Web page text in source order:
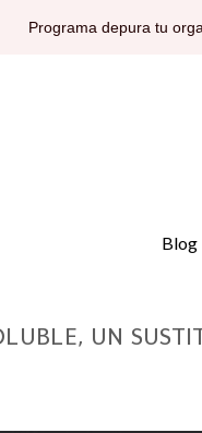
Programa depura tu
Blog
UN